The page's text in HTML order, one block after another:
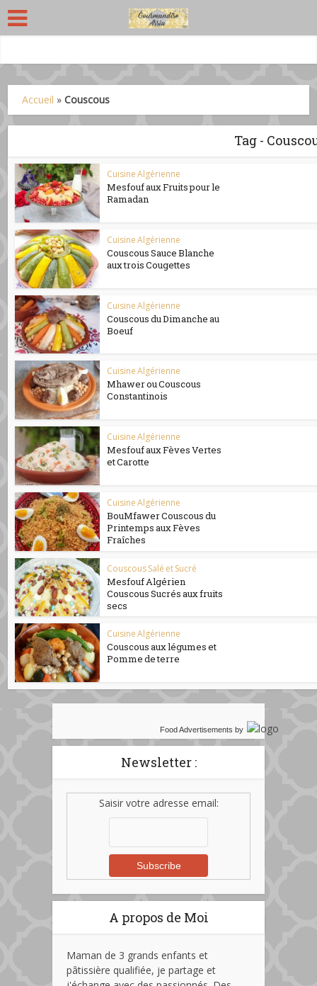
Accueil »Couscous
Tag -
Cuisine Algérienne
Mesfouf aux Fruits pour le
Ramadan
Cuisine Algérienne
Couscous Sauce Blanche
aux trois Cougettes
Cuisine Algérienne
Couscous du Dimanche au
Boeuf
Cuisine Algérienne
Mhawer ou Couscous
Constantinois
Cuisine Algérienne
Mesfouf aux Fèves Vertes
et Carotte
Cuisine Algérienne
BouMfawer Couscous du
Printemps aux Fèves
Fraîches
Couscous Salé et Sucré
Mesfouf Algérien
Couscous Sucrés aux fruits
secs
Cuisine Algérienne
Couscous aux légumes et
Pomme de terre
Food Advertisements by
Newsletter :
Saisir votre adresse email:
A propos de Moi
Maman de 3 grands enfants et
pâtissière qualifiée, je partage et